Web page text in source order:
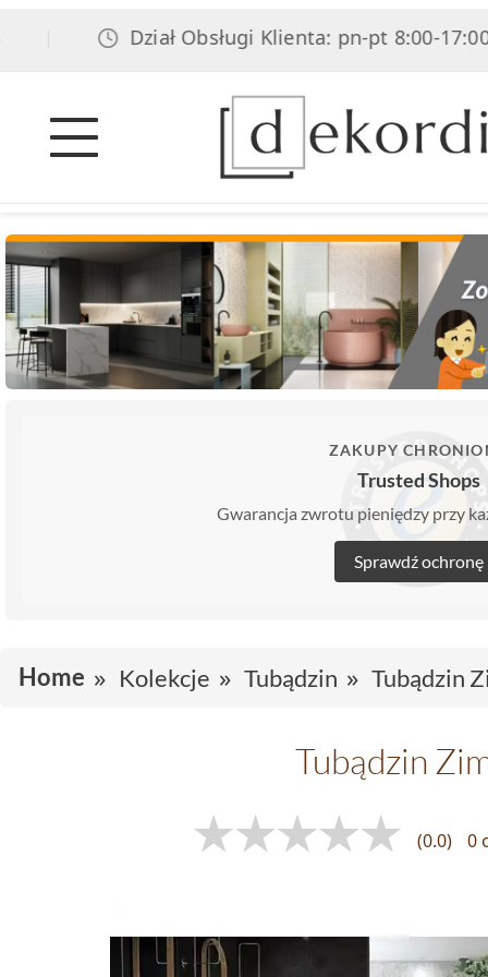
Dział Obsługi Klienta: pn-pt 8:00-17:00,
ZAKUPY
Trusted Shops
Gwarancja zwrotu pieniędzy przy
Sprawdź ochronę
Home Kolekcje Tubądzin Tubądzin
Tubądzin
(0.0) 0